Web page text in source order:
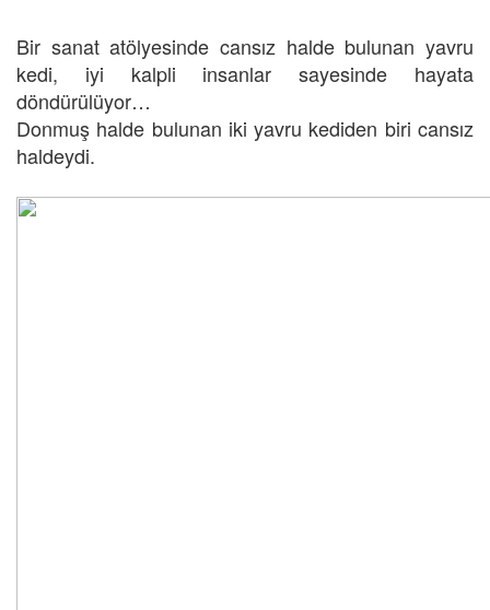
Bir sanat atölyesinde cansız halde bulunan yavru
kedi, iyi kalpli insanlar sayesinde hayata
döndürülüyor…
Donmuş halde bulunan iki yavru kediden biri cansız
haldeydi.